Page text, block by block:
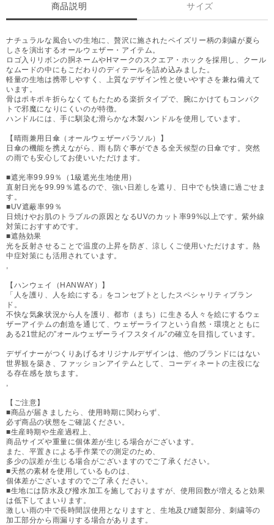
商品説明 サイズ
ナチュラルな風合いの生地に、贅沢に施されたペイズリー柄の刺繍が夏ら
しさを演出するオールウェザー・アイテム。
ロゴ入りリボンの胴ネームやHマークのスクエア・ホックを採用し、クール
なムードの中にもこだわりのディテールを詰め込みました。
軽量の生地は携帯しやすく、上質なデザイン性と使いやすさを兼ね備えて
います。
骨はポキポキ折らなくてもたためる楽折タイプで、腕にかけてもコンパク
トで邪魔になりにくいのが特徴。
ハンドルには、手に馴染む滑らかな木製ハンドルを使用しています。
【晴雨兼用日傘（オールウェザーパラソル）】
日傘の機能を携えながら、雨も防ぐ事ができる全天候型の日傘です。突然
の雨でも安心してお使いいただけます。
■遮光率99.99％（1級遮光生地使用）
直射日光を99.99％遮るので、強い日差しを遮り、日中でも快適に過ごせま
す。
■UV遮蔽率99％
日焼けやお肌のトラブルの原因となるUVのカット率99%以上です。紫外線
対策におすすめです。
■遮熱効果
光を反射させることで温度の上昇を防ぎ、涼しくご使用いただけます。熱
中症対策にも活用されています。
【ハンウェイ（HANWAY）】
「人を護り、人を絵にする」をコンセプトとしたスペシャリティブラン
ド。
不快な気象状況から人を護り、都市（まち）に生きる人々を絵にするウェ
ザーアイテムの創造を通じて、ウェザーライフという自然・環境とともに
ある21世紀の”オールウェザーライフスタイル”の確立を目指しています。
デザイナーがつくりあげるオリジナルデザインは、他のブランドにはない
世界観を築き、ファッションアイテムとして、コーディネートの主役にな
る存在感を放ちます。
【ご注意】
■商品が届きましたら、使用時期に関わらず、
必ず商品の状態をご確認ください。
■生産時期や生産過程上、
商品サイズや重量に個体差が生じる場合がございます。
また、平置きによる手作業での測定のため、
多少の誤差が生じる場合がございますのでご了承ください。
■天然の素材を使用しているものは、
個体差がございますのでご了承ください。
■生地には防水及び撥水加工を施しておりますが、使用回数が増えると効果
は低下してまいります。
激しい雨の中で長時間誤使用となりますと、生地及び縫製部分、刺繍等の
加工部分から雨漏りする場合があります。